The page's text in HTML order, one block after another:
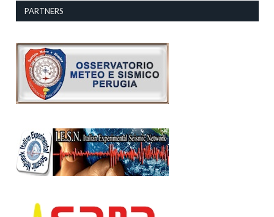
PARTNERS